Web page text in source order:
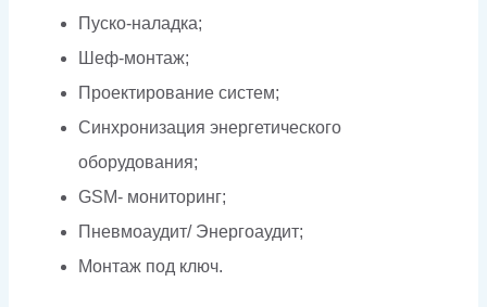
Пуско-наладка;
Шеф-монтаж;
Проектирование систем;
Синхронизация энергетического
оборудования;
GSM- мониторинг;
Пневмоаудит/ Энергоаудит;
Монтаж под ключ.